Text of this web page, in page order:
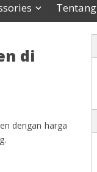
Tentang
di
dengan harga